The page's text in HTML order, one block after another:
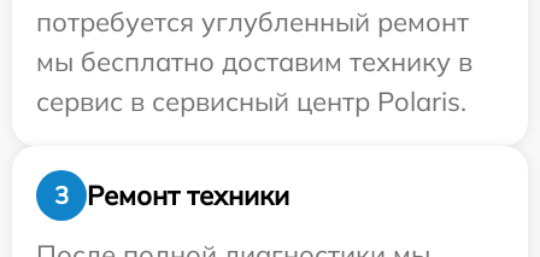
потребуется углубленный ремонт
мы бесплатно доставим технику в
сервис в сервисный центр Polaris.
3
Ремонт техники